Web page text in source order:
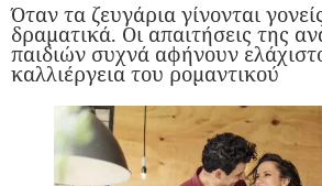
Όταν τα ζευγάρια γίνονται
δραματικά. Οι απαιτήσεις της
παιδιών συχνά αφήνουν
καλλιέργεια του ρομαντικού